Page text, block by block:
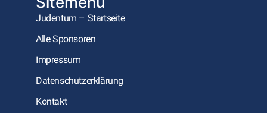
Judentum – Startseite
Alle Sponsoren
Impressum
Datenschutzerklärung
Kontakt